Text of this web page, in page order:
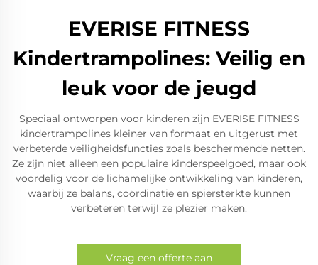
EVERISE FITNESS
Kindertrampolines: Veilig en
leuk voor de jeugd
Speciaal ontworpen voor kinderen zijn EVERISE FITNESS
kindertrampolines kleiner van formaat en uitgerust met
verbeterde veiligheidsfuncties zoals beschermende netten.
Ze zijn niet alleen een populaire kinderspeelgoed, maar ook
voordelig voor de lichamelijke ontwikkeling van kinderen,
waarbij ze balans, coördinatie en spiersterkte kunnen
verbeteren terwijl ze plezier maken.
Vraag een offerte aan